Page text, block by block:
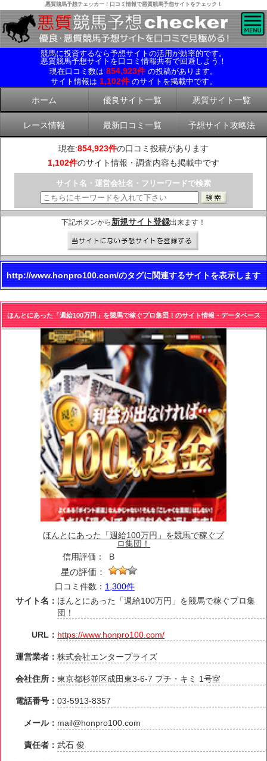
悪質競馬予想チェッカー！口コミ情報で悪質競馬予想サイトをチェック！
競馬に投資するなら予想サイトの活用が効率的です。
悪質競馬予想サイトを口コミ情報共有で回避しよう！
現在口コミ数は 854,923件 の投稿があります。
サイト情報は 1,102件 のサイトを掲載中です。
ホーム 優良サイト一覧 悪質サイト一覧
レース情報 最新口コミ一覧 予想サイト攻略法
現在:854,923件の口コミ投稿があります
1,102件のサイト情報・調査内容も掲載中です
サイト名・運営会社名・フリーワードで検索
下記ボタンから 新規サイト登録出来ます！
http://www.honpro100.com/のタグに関連するサイトを表示します
ほんとにあった「週給100万円」を競馬で稼ぐプロ集団！のサイト情報・データベース
ほんとにあった「週給100万円」を競馬で稼ぐプ
ロ集団！
信用評価：
B
星の評価：
口コミ件数： 1,300件
サイト名：ほんとにあった「週給100万円」を競馬で稼ぐプロ集
団！
URL： https://www.honpro100.com/
運営業者：株式会社エンタープライズ
会社住所：東京都杉並区成田東3-6-7 プチ・キミ 1号室
電話番号：03-5913-8357
メール： mail@honpro100.com
責任者：武石 俊